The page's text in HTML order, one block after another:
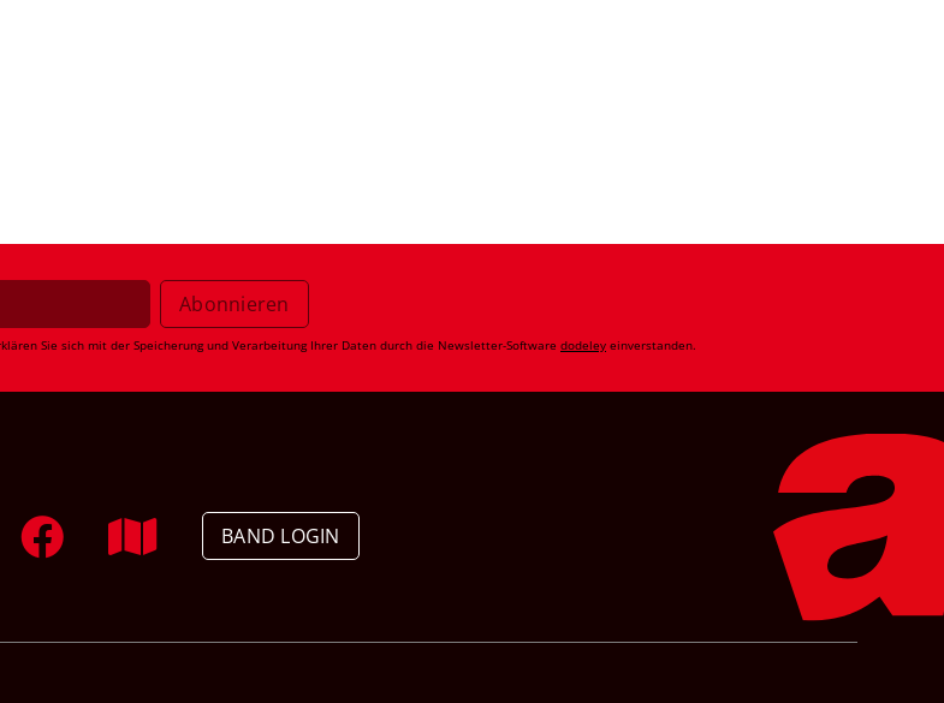
Sie sich mit der Speicherung und Verarbeitung Ihrer Daten durch die Newsletter-Software dodeley einverstanden.
BAND LOGIN